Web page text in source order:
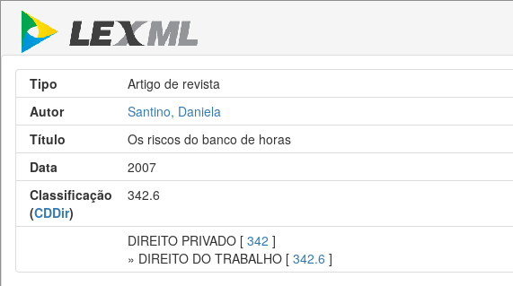
Tipo
Artigo de revista
Autor
Santino, Daniela
Título
Os riscos do banco de horas
Data
2007
Classificação
(CDDir)
342.6
DIREITO PRIVADO [ 342 ]
» DIREITO DO TRABALHO [ 342.6 ]